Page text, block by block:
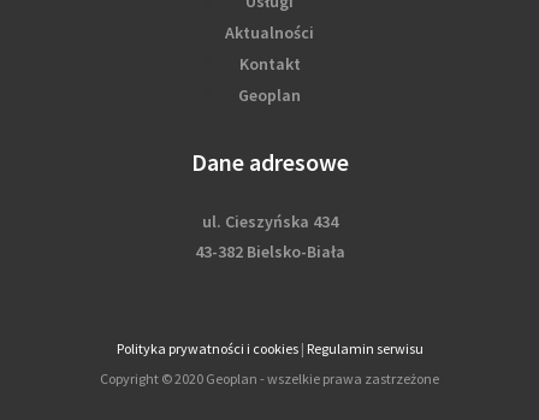
Aktualności
Kontakt
Geoplan
Dane adresowe
ul. Cieszyńska 434
43-382 Bielsko-Biała
Polityka prywatności i cookies| Regulamin serwisu
Copyright © 2020 Geoplan - wszelkie prawa zastrzeżone